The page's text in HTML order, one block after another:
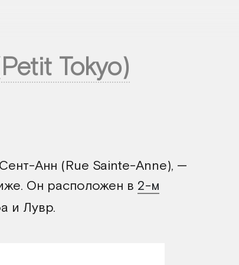
Tokyo)
Анн (Rue Sainte-Anne), —
Он расположен в 2-м
и Лувр.